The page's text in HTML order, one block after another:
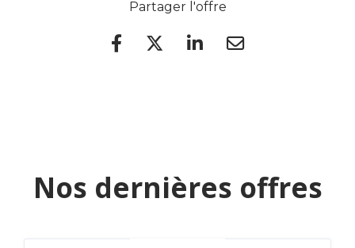
Partager l'offre
Nos dernières offres